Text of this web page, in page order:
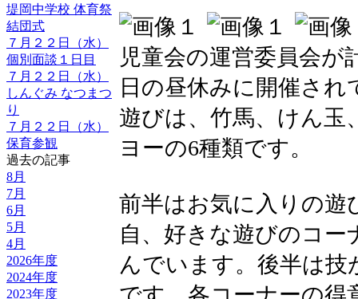
堤岡中学校 体育祭
結団式
７月２２日（水）
個別面談１日目
７月２２日（水）
しんぐみ なつまつ
り
７月２２日（水）
保育参観
過去の記事
8月
7月
6月
5月
4月
2026年度
2024年度
2023年度
児童会の運営委員会が
日の昼休みに開催さ
遊びは、竹馬、けん玉
ヨーの6種類です。
前半はお気に入りの遊
自、好きな遊びのコ
んでいます。後半は